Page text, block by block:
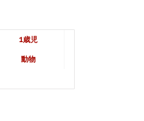
1歳児
動物